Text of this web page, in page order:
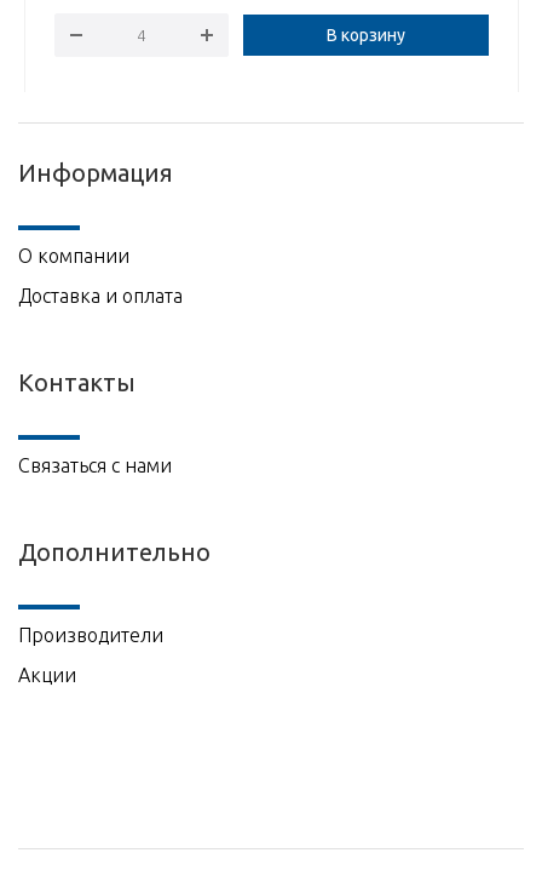
В корзину
Информация
О компании
Доставка и оплата
Контакты
Связаться с нами
Дополнительно
Производители
Акции